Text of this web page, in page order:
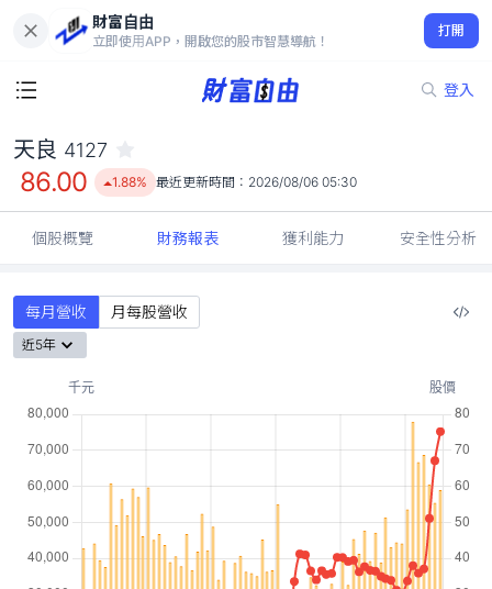
財富自由
立即使用APP，開啟您的股市智慧導航！
打開
登入
86.00
1.88%
天良 4127
86.00 1.88% 最近更新時間： 2026/08/06 05:30
個股概覽 財務報表 獲利能力 安全性分析
每月營收 月每股營收
近5年